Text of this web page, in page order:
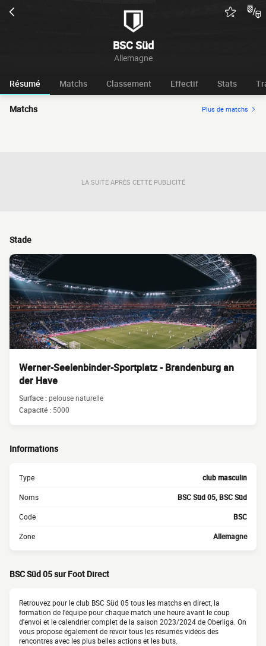
BSC Süd
Allemagne
Résumé Matchs Classement Effectif Stats
Matchs Plus de matchs
LA SUITE APRÈS CETTE PUBLICITÉ
Stade
Werner-Seelenbinder-Sportplatz - Brandenburg an
der Have
Surface :pelouse naturelle
Capacité : 5000
Informations
Type club masculin
Noms BSC Süd 05, BSC Süd
Code BSC
Zone Allemagne
BSC Süd 05 sur Foot Direct
Retrouvez pour le club BSC Süd 05 tous les matchs en direct, la
formation de l'équipe pour chaque match une heure avant le coup
d'envoi et le calendrier complet de la saison 2023/2024 de Oberliga. On
vous propose également de revoir tous les résumés vidéos des
rencontres avec les plus belles actions et les buts.